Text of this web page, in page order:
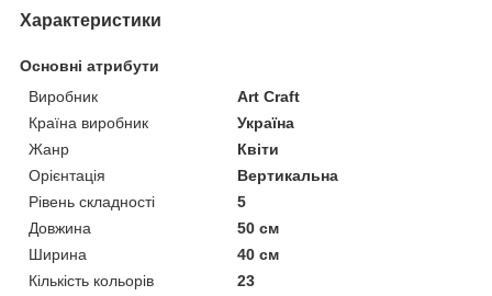
Характеристики
Основні атрибути
Виробник
Art Craft
Країна виробник
Україна
Жанр
Квіти
Орієнтація
Вертикальна
Рівень складності
5
Довжина
50 см
Ширина
40 см
Кількість кольорів
23